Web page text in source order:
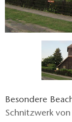
Besondere
Schnitzwerk von